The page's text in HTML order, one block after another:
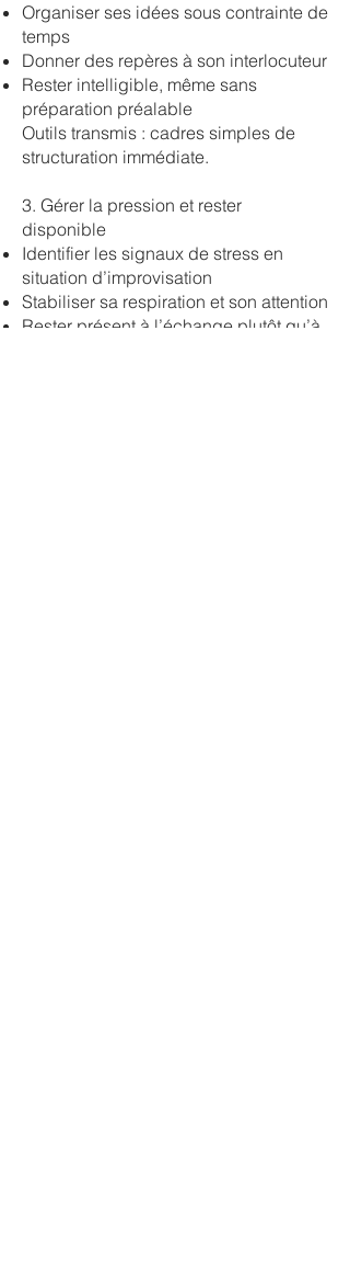
Organiser ses idées sous contrainte de
temps
Donner des repères à son interlocuteur
Rester intelligible, même sans
préparation préalable
Outils transmis : cadres simples de
structuration immédiate.
3. Gérer la pression et rester
disponible
Identifier les signaux de stress en
situation d’improvisation
Stabiliser sa respiration et son attention
Rester présent à l’échange plutôt qu’à